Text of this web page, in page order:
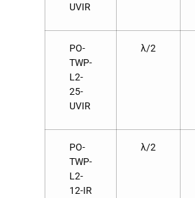
UVIR
PO-
TWP-
L2-
25-
UVIR
λ/2
PO-
TWP-
L2-
12-IR
λ/2